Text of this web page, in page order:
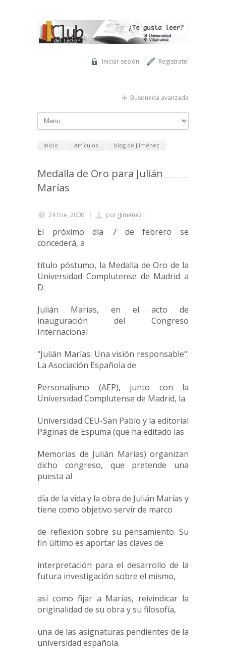
Regístrate!
Iniciar sesión
Búsqueda avanzada
Inicio Artículos blog de JJiménez
Medalla de Oro para Julián
Marías
24 Ene, 2008 por JJiménez
El próximo día 7 de febrero se
concederá, a
título póstumo, la Medalla de Oro de la
Universidad Complutense de Madrid a
D.
Julián Marías, en el acto de
inauguración del Congreso
Internacional
"Julián Marías: Una visión responsable".
La Asociación Española de
Personalismo (AEP), junto con la
Universidad Complutense de Madrid, la
Universidad CEU-San Pablo y la editorial
Páginas de Espuma (que ha editado las
Memorias de Julián Marías) organizan
dicho congreso, que pretende una
puesta al
día de la vida y la obra de Julián Marías y
tiene como objetivo servir de marco
de reflexión sobre su pensamiento. Su
fin último es aportar las claves de
interpretación para el desarrollo de la
futura investigación sobre el mismo,
así como fijar a Marías, reivindicar la
originalidad de su obra y su filosofía,
una de las asignaturas pendientes de la
universidad española.